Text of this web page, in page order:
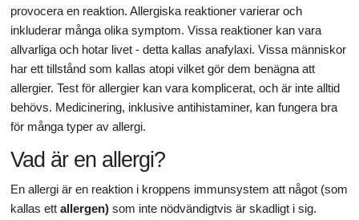
HÄLSOINFORMATION
provocera en reaktion. Allergiska reaktioner varierar och
inkluderar många olika symptom. Vissa reaktioner kan vara
allvarliga och hotar livet - detta kallas anafylaxi. Vissa människor
har ett tillstånd som kallas atopi vilket gör dem benägna att
allergier. Test för allergier kan vara komplicerat, och är inte alltid
behövs. Medicinering, inklusive antihistaminer, kan fungera bra
för många typer av allergi.
Vad är en allergi?
En allergi är en reaktion i kroppens immunsystem att något (som
kallas ett allergen) som inte nödvändigtvis är skadligt i sig.